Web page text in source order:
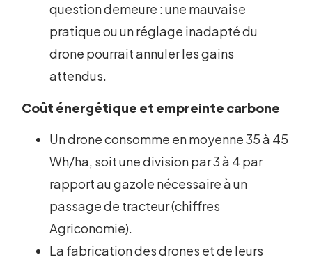
question demeure : une mauvaise
pratique ou un réglage inadapté du
drone pourrait annuler les gains
attendus.
Coût énergétique et empreinte carbone
Un drone consomme en moyenne 35 à 45
Wh/ha, soit une division par 3 à 4 par
rapport au gazole nécessaire à un
passage de tracteur (chiffres
Agriconomie).
La fabrication des drones et de leurs